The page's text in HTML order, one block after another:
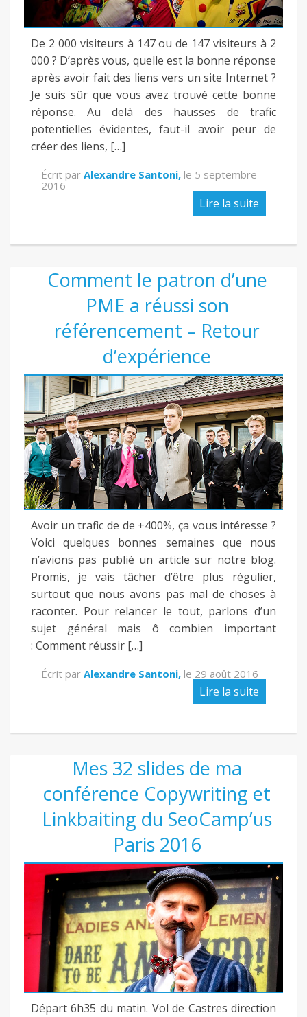
fb
twitter
keeg
De 2 000 visiteurs à 147 ou de 147 visiteurs à 2
000 ? D’après vous, quelle est la bonne réponse
après avoir fait des liens vers un site Internet ?
Je suis sûr que vous avez trouvé cette bonne
réponse. Au delà des hausses de trafic
potentielles évidentes, faut-il avoir peur de
créer des liens, […]
Écrit par Alexandre Santoni, le 5 septembre
2016
Lire la suite
Comment le patron d’une
PME a réussi son
référencement – Retour
d’expérience
Avoir un trafic de de +400%, ça vous intéresse ?
Voici quelques bonnes semaines que nous
n’avions pas publié un article sur notre blog.
Promis, je vais tâcher d’être plus régulier,
surtout que nous avons pas mal de choses à
raconter. Pour relancer le tout, parlons d’un
sujet général mais ô combien important
: Comment réussir […]
Écrit par Alexandre Santoni, le 29 août 2016
Lire la suite
Mes 32 slides de ma
conférence Copywriting et
Linkbaiting du SeoCamp’us
Paris 2016
Départ 6h35 du matin. Vol de Castres direction